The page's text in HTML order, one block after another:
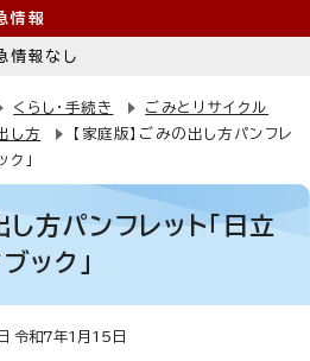
情報
情報なし
くらし・手続き
ごみとリサイクル
し方
【家庭版】ごみの出し方パンフレ
ク」
し方パンフレット「日立
ック」
令和7年1月15日